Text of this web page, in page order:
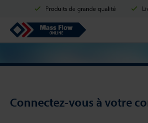
Produits de grande qualité
Expédition en 2 jours ouvrés
Options de paiement: Carte de crédit,
Mass Flow Online
Connectez-vous à votre